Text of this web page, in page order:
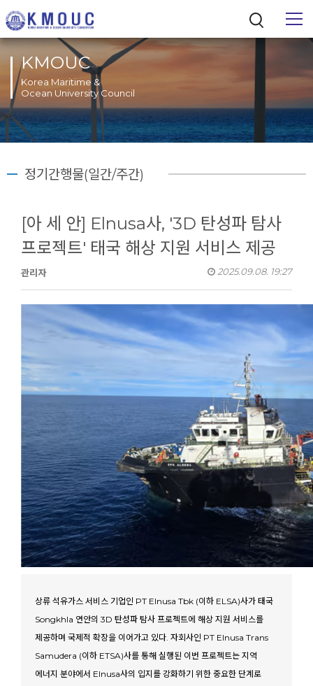
KMOUC
Korea Maritime &
Ocean University Council
정기간행물(일간/주간)
[아 세 안] Elnusa사, '3D 탄성파 탐사
프로젝트' 태국 해상 지원 서비스 제공
관리자 2025.09.08. 19:27
상류 석유가스 서비스 기업인 PT Elnusa Tbk (이하 ELSA)사가 태국
Songkhla 연안의 3D 탄성파 탐사 프로젝트에 해상 지원 서비스를
제공하며 국제적 확장을 이어가고 있다. 자회사인 PT Elnusa Trans
Samudera (이하 ETSA)사를 통해 실행된 이번 프로젝트는 지역
에너지 분야에서 Elnusa사의 입지를 강화하기 위한 중요한 단계로
통합검색